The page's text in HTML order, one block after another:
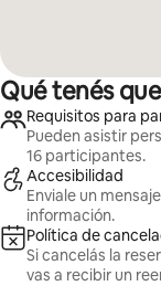
Qué tenés
Requisitos para
Pueden asistir
16 participantes.
Accesibilidad
Enviale un
información.
Política de
Si cancelás la
vas a recibir un